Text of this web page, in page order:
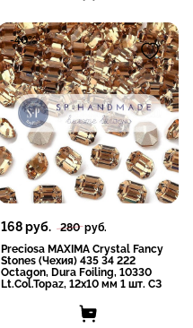
168руб. 280руб.
Preciosa MAXIMA Crystal Fancy
Stones (Чехия) 435 34 222
Octagon, Dura Foiling, 10330
Lt.Col.Topaz, 12x10 мм 1 шт. СЗ
-40%